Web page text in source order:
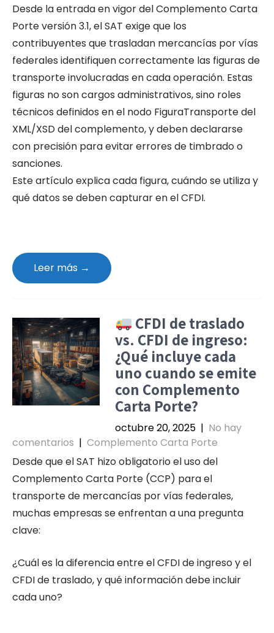
Desde la entrada en vigor del Complemento Carta
Porte versión 3.1, el SAT exige que los
contribuyentes que trasladan mercancías por vías
federales identifiquen correctamente las figuras de
transporte involucradas en cada operación. Estas
figuras no son cargos administrativos, sino roles
técnicos definidos en el nodo FiguraTransporte del
XML/XSD del complemento, y deben declararse
con precisión para evitar errores de timbrado o
sanciones.
Este artículo explica cada figura, cuándo se utiliza y
qué datos se deben capturar en el CFDI.
Leer más →
CFDI de traslado
vs. CFDI de ingreso:
¿Qué incluye cada
uno cuando se emite
con Complemento
Carta Porte?
octubre 20, 2025 | No hay
comentarios | Complemento Carta Porte
Desde que el SAT hizo obligatorio el uso del
Complemento Carta Porte (CCP) para el
transporte de mercancías por vías federales,
muchas empresas se enfrentan a una pregunta
clave:
¿Cuál es la diferencia entre el CFDI de ingreso y el
CFDI de traslado, y qué información debe incluir
cada uno?